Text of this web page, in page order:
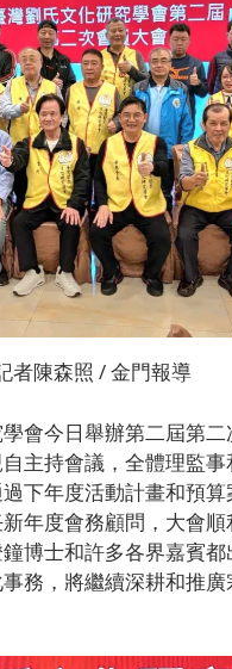
者陳森照 / 金門報導
會今日舉辦第二屆第二
主持會議，全體理監事
下年度活動計畫和預
年度會務顧問，大會
博士和許多各界嘉賓都
務，將繼續深耕和推